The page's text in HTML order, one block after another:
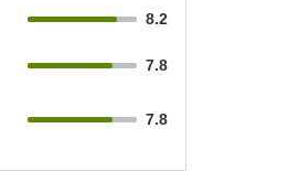
8.2
7.8
7.8